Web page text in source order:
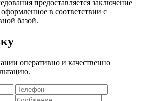
предоставляется заключение
в соответствии с
базой.
оперативно и качественно